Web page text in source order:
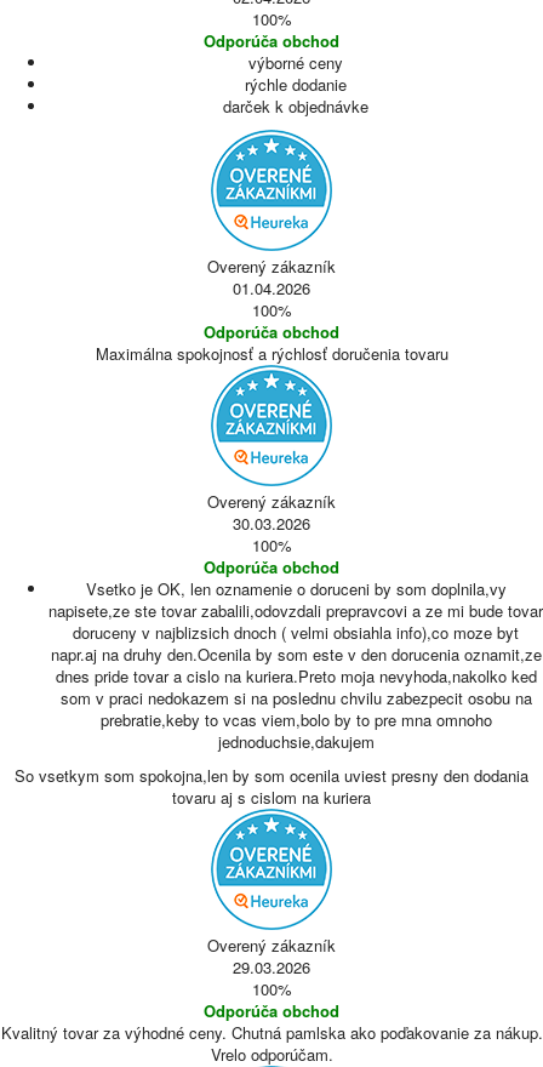
100%
Odporúča obchod
výborné ceny
rýchle dodanie
darček k objednávke
Overený zákazník
01.04.2026
100%
Odporúča obchod
Maximálna spokojnosť a rýchlosť doručenia tovaru
Overený zákazník
30.03.2026
100%
Odporúča obchod
Vsetko je OK, len oznamenie o doruceni by som doplnila,vy
napisete,ze ste tovar zabalili,odovzdali prepravcovi a ze mi bude tovar
doruceny v najblizsich dnoch ( velmi obsiahla info),co moze byt
napr.aj na druhy den.Ocenila by som este v den dorucenia oznamit,ze
dnes pride tovar a cislo na kuriera.Preto moja nevyhoda,nakolko ked
som v praci nedokazem si na poslednu chvilu zabezpecit osobu na
prebratie,keby to vcas viem,bolo by to pre mna omnoho
jednoduchsie,dakujem
So vsetkym som spokojna,len by som ocenila uviest presny den dodania
tovaru aj s cislom na kuriera
Overený zákazník
29.03.2026
100%
Odporúča obchod
Kvalitný tovar za výhodné ceny. Chutná pamlska ako poďakovanie za nákup.
Vrelo odporúčam.